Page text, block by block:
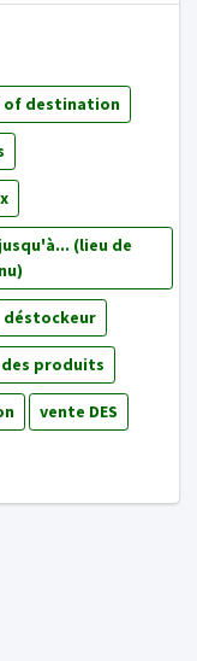
of destination
(lieu de
déstockeur
produits
vente DES